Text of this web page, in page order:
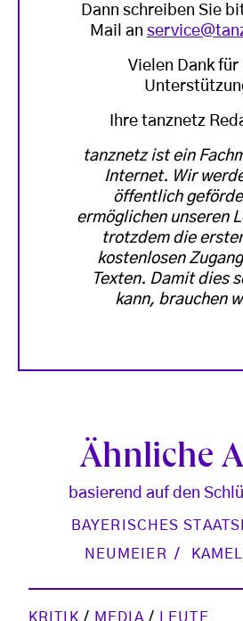
Dann schreiben Sie
Mail an
Vielen Dank für
Ihre tanznetz
tanznetz ist ein
Internet. Wir
öffentlich
ermöglichen unseren
trotzdem die
kostenlosen
Texten. Damit dies
kann, brauchen
Ähnliche
basierend auf den
BAYERISCHES
NEUMEIER
KRITIK / MEDIA / LEUTE